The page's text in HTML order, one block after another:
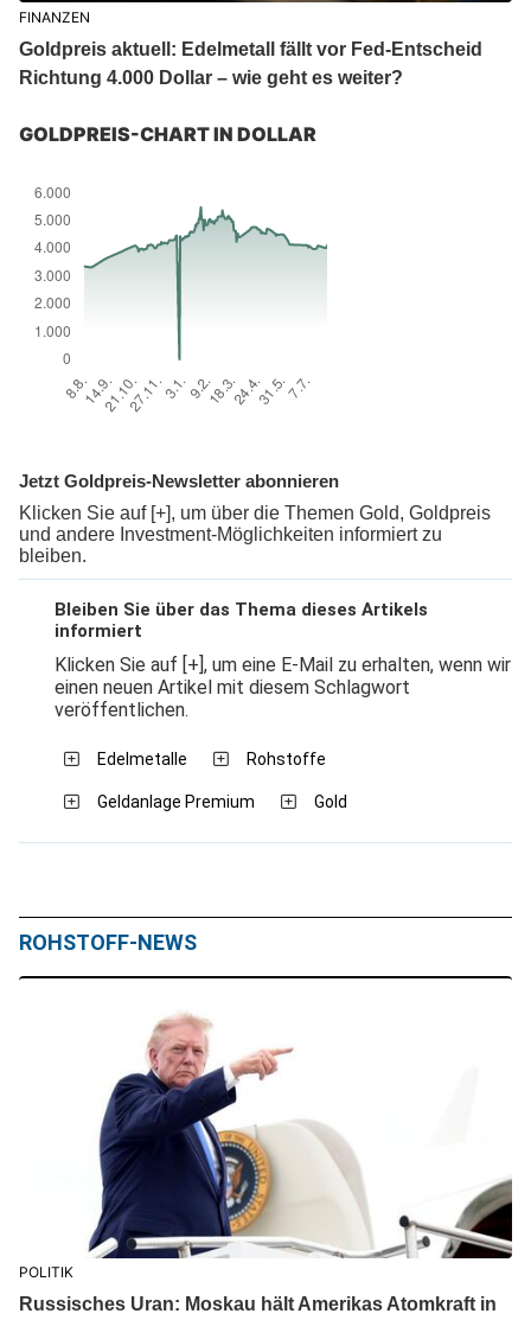
FINANZEN
Goldpreis aktuell: Edelmetall fällt vor Fed-Entscheid
Richtung 4.000 Dollar – wie geht es weiter?
GOLDPREIS-CHART IN DOLLAR
Jetzt Goldpreis-Newsletter abonnieren
Klicken Sie auf [+], um über die Themen Gold, Goldpreis
und andere Investment-Möglichkeiten informiert zu
bleiben.
Bleiben Sie über das Thema dieses Artikels
informiert
Klicken Sie auf [+], um eine E-Mail zu erhalten, wenn wir
einen neuen Artikel mit diesem Schlagwort
veröffentlichen.
Edelmetalle Rohstoffe
Geldanlage Premium Gold
ROHSTOFF-NEWS
POLITIK
Russisches Uran: Moskau hält Amerikas Atomkraft in